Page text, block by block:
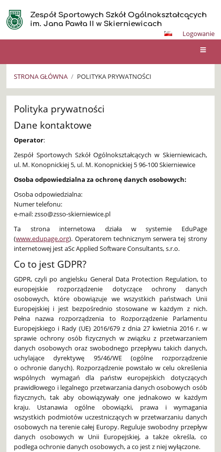
Zespół Sportowych Szkół Ogólnokształcących
im. Jana Pawła II w Skierniewicach
Logowanie
STRONA GŁÓWNA / POLITYKA PRYWATNOŚCI
Polityka
prywatności
Polityka prywatności
Dane kontaktowe
Operator:
Zespół Sportowych Szkół Ogólnokształcących w Skierniewicach,
ul. M. Konopnickiej 5, ul. M. Konopnickiej 5 96-100 Skierniewice
Osoba odpowiedzialna za ochronę danych osobowych:
Osoba odpowiedzialna:
Numer telefonu:
e-mail: zsso@zsso-skierniewice.pl
Ta strona internetowa działa w systemie EduPage
(www.edupage.org). Operatorem technicznym serwera tej strony
internetowej jest aSc Applied Software Consultants, s.r.o.
Co to jest GDPR?
GDPR, czyli po angielsku General Data Protection Regulation, to
europejskie rozporządzenie dotyczące ochrony danych
osobowych, które obowiązuje we wszystkich państwach Unii
Europejskiej i jest bezpośrednio stosowane w każdym z nich.
Pełna nazwa rozporządzenia to Rozporządzenie Parlamentu
Europejskiego i Rady (UE) 2016/679 z dnia 27 kwietnia 2016 r. w
sprawie ochrony osób fizycznych w związku z przetwarzaniem
danych osobowych oraz swobodnego przepływu takich danych,
uchylające dyrektywę 95/46/WE (ogólne rozporządzenie
o ochronie danych). Rozporządzenie powstało w celu określenia
wspólnych wymagań dla państw europejskich dotyczących
prawidłowego i legalnego przetwarzania danych osobowych osób
fizycznych, tak aby obowiązywały one jednakowo w każdym
kraju. Ustanawia ogólne obowiązki, prawa i wymagania
wszystkich podmiotów uczestniczących w przetwarzaniu danych
osobowych na terenie całej Europy. Reguluje swobodny przepływ
danych osobowych w Unii Europejskiej, a także określa, co
podlega ochronie danych osobowych, a co jest z niej wyłączone.